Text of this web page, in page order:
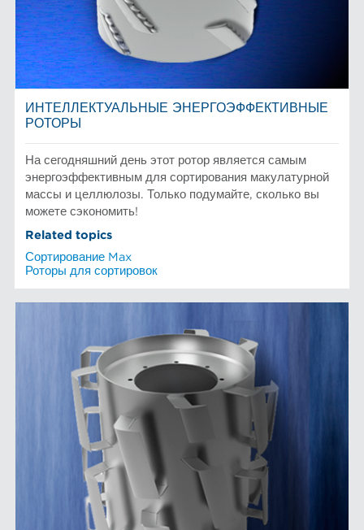
Размол волокна
Сортирование и сепарация в пищевой промышленности
Химическая целлюлоза
НОВОСТИ AFT
ИНТЕЛЛЕКТУАЛЬНЫЕ ЭНЕРГОЭФФЕКТИВНЫЕ
РОТОРЫ
На сегодняшний день этот ротор является самым
энергоэффективным для сортирования макулатурной
массы и целлюлозы. Только подумайте, сколько вы
можете сэкономить!
Related topics
Сортирование Max
Роторы для сортировок